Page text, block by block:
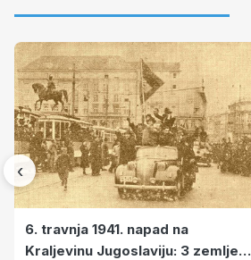
‹
6. travnja 1941. napad na
Kraljevinu Jugoslaviju: 3 zemlje